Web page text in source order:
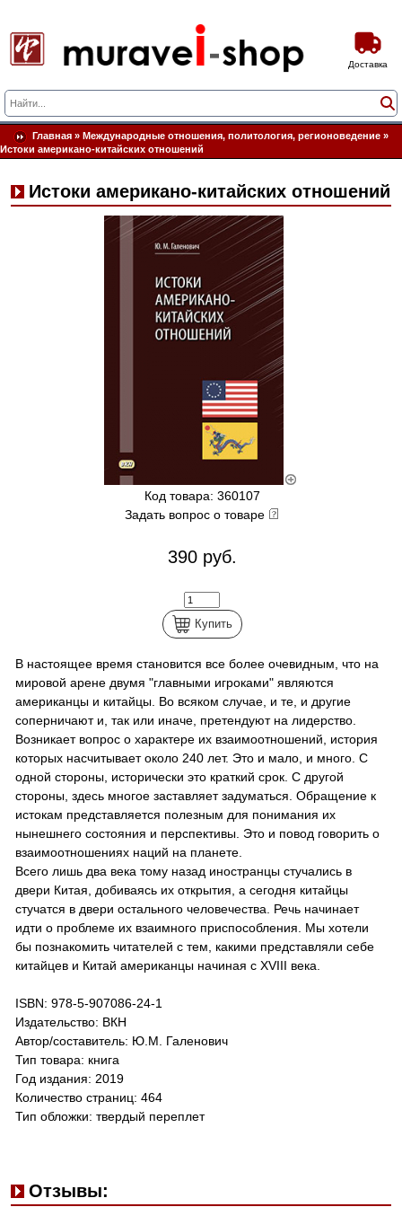
Доставка
Главная » Международные отношения, политология, регионоведение »
Истоки американо-китайских отношений
Истоки американо-китайских отношений
Код товара: 360107
Задать вопрос о товаре
390 руб.
Купить
В настоящее время становится все более очевидным, что на
мировой арене двумя "главными игроками" являются
американцы и китайцы. Во всяком случае, и те, и другие
соперничают и, так или иначе, претендуют на лидерство.
Возникает вопрос о характере их взаимоотношений, история
которых насчитывает около 240 лет. Это и мало, и много. С
одной стороны, исторически это краткий срок. С другой
стороны, здесь многое заставляет задуматься. Обращение к
истокам представляется полезным для понимания их
нынешнего состояния и перспективы. Это и повод говорить о
взаимоотношениях наций на планете.
Всего лишь два века тому назад иностранцы стучались в
двери Китая, добиваясь их открытия, а сегодня китайцы
стучатся в двери остального человечества. Речь начинает
идти о проблеме их взаимного приспособления. Мы хотели
бы познакомить читателей с тем, какими представляли себе
китайцев и Китай американцы начиная с XVIII века.
ISBN: 978-5-907086-24-1
Издательство: ВКН
Автор/составитель: Ю.М. Галенович
Тип товара: книга
Год издания: 2019
Количество страниц: 464
Тип обложки: твердый переплет
Отзывы: